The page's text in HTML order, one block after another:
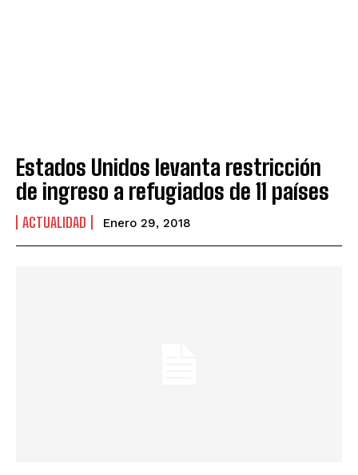
Estados Unidos levanta restricción
de ingreso a refugiados de 11 países
ACTUALIDAD Enero 29, 2018